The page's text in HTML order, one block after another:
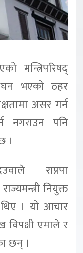
मन्त्रिपरिषद्
भएको ठहर
असर गर्न
नगराउन पनि
।
राप्रपा
नियुक्त
थिए । यो आचार
विपक्षी एमाले र
छन् ।